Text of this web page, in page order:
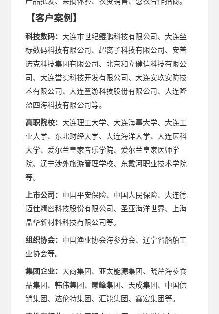
【客户案例 】
科技数码： 大连市世纪鲲鹏科技有限公司、大连坐
标数码科技有限公司、超离子科技有限公司、安普
诺克科技集团有限公司、北京和立健信科技有限公
司、大连誉实科技开发有限公司、大连安玖安防技
术有限公司、大连童游科技股份有限公司、大连隆
盈四海科技有限公司等。
高职院校： 大连理工大学、大连海事大学、大连工
业大学、东北财经大学、大连海洋大学、大连医科
大学、爱尔兰皇家音乐学院、爱尔兰皇家医师学
院、辽宁涉外旅游管理学校、东戴河职业技术学院
等。
上市公司： 中国平安保险、中国人民保险、大连德
迈仕精密科技股份有限公司、圣亚海洋世界、上海
晶华新材料科技有限公司等。
组织协会： 中国渔业协会海参分会、辽宁省船舶工
业协会等。
集团企业： 大商集团、亚太能源集团、晓芹海参食
品集团、韩伟集团、巅峰集团、天成集团、中国供
销集团、达伦特集团、汇能集团、鑫宏集团等。